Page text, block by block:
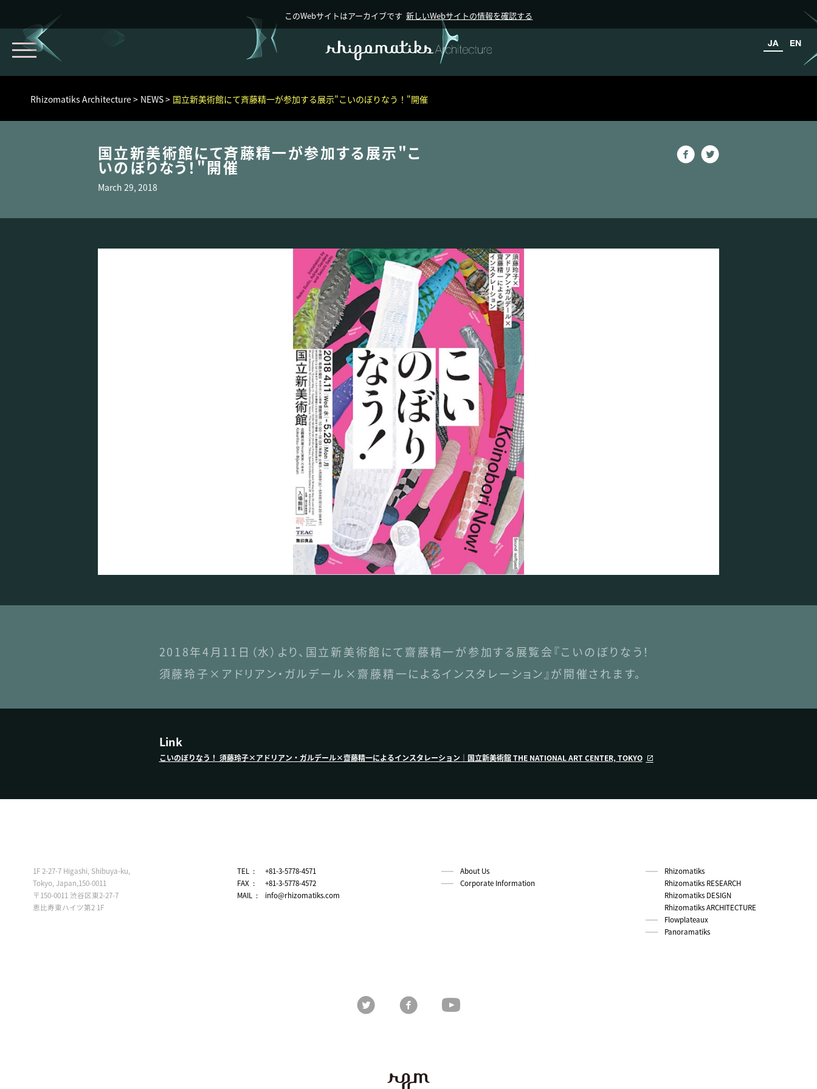
このWebサイトはアーカイブです 新しいWebサイトの情報を確認する
JA EN
Rhizomatiks Architecture NEWS 国立新美術館にて斉藤精一が参加する展示"こいのぼりなう！"開催
国立新美術館にて斉藤精一が参加する展示"こ
いのぼりなう！"開催
March 29, 2018
2018年4月11日（水）より、国立新美術館にて齋藤精一が参加する展覧会『こいのぼりなう！
須藤玲子×アドリアン・ガルデール×齋藤精一によるインスタレーション』が開催されます。
Link
こいのぼりなう！ 須藤玲子×アドリアン・ガルデール×齋藤精一によるインスタレーション｜国立新美術館 THE NATIONAL ART CENTER, TOKYO
1F 2-27-7 Higashi, Shibuya-ku,
Tokyo, Japan,150-0011
〒150-0011 渋谷区東2-27-7
恵比寿東ハイツ第2 1F
TEL
+81-3-5778-4571
FAX
+81-3-5778-4572
MAIL
info@rhizomatiks.com
About Us
Corporate Information
Rhizomatiks
Rhizomatiks RESEARCH
Rhizomatiks DESIGN
Rhizomatiks ARCHITECTURE
Flowplateaux
Panoramatiks
NEWS
ABOUT
Research
Design